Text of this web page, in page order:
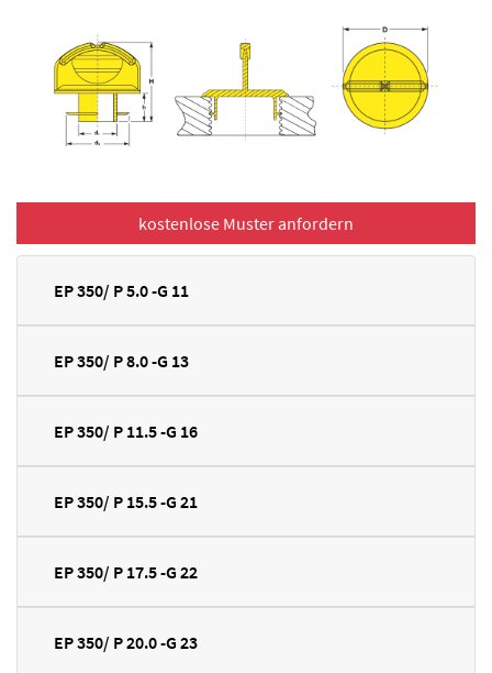
EP 350/ P 5.0 -G 11
EP 350/ P 8.0 -G 13
EP 350/ P 11.5 -G 16
EP 350/ P 15.5 -G 21
EP 350/ P 17.5 -G 22
EP 350/ P 20.0 -G 23